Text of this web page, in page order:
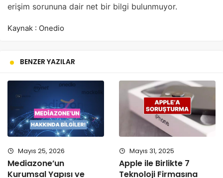
erişim sorununa dair net bir bilgi bulunmuyor.
Kaynak : Onedio
BENZER YAZILAR
Mayıs 25, 2026
Mediazone’un
Kurumsal Yapısı ve
Mayıs 31, 2025
Apple ile Birlikte 7
Teknoloji Firmasına